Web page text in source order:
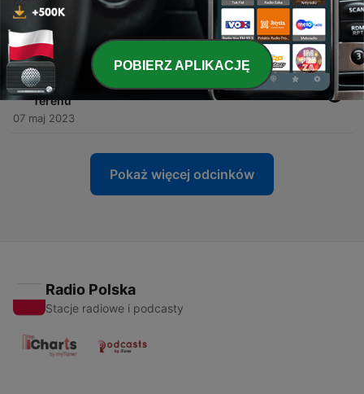
9 - MotoCykl #9: Sezon to jest na truskawki ! —
rozmowa z Markiem Suslikiem | WhiteWolf
21 maj 2023
8 - MotoCykl #8: Lekkie podejście do nagrywania —
rozmowa z Januszem Buśko | Janusz Lekkiego
Terenu
07 maj 2023
Pokaż więcej odcinków
Radio Polska
Stacje radiowe i podcasty
POBIERZ APLIKACJĘ